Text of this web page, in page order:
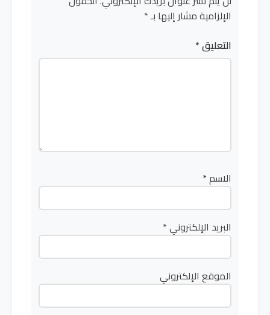
الإلزامية مشار إليها بـ*
التعليق*
الاسم*
البريد الإلكتروني*
الموقع الإلكتروني